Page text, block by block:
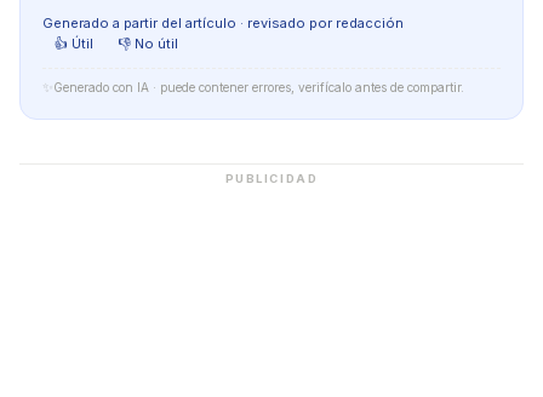
Generado a partir del artículo · revisado por redacción
👍 Útil
👎 No útil
✨ Generado con IA · puede contener errores, verifícalo antes de compartir.
PUBLICIDAD